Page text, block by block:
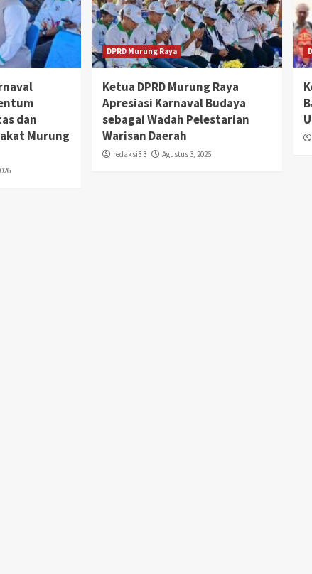
dan
Murung
DPRD Murung Raya
Ketua DPRD Murung Raya
Apresiasi Karnaval Budaya
sebagai Wadah Pelestarian
Warisan Daerah
redaksi3 3 Agustus 3, 2026